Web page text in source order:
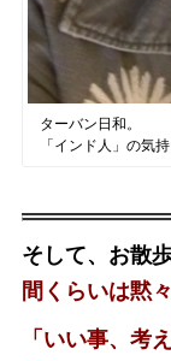
ターバン日和。
「インド人」の気
そして、お散
間くらいは黙
「いい事、考